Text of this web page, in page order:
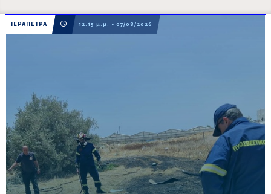
ΙΕΡΑΠΕΤΡΑ 12:15 μ.μ. - 07/08/2026